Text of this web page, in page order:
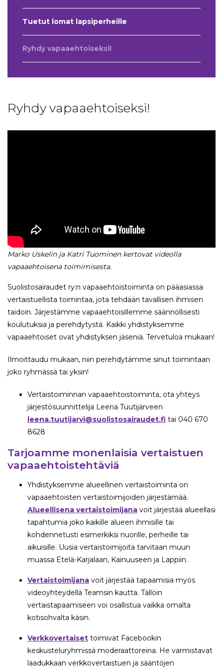
Tuetut lomat lapsiperheille
Ryhdy vapaaehtoiseksi!
Ryhdy vapaaehtoiseksi!
Marko Uskelin ja Katri Tuominen kertovat videolla
vapaaehtoisena toimimisesta.
Suolistosairaudet ry:n vapaaehtoistoiminta on pääasiassa
vertaistuellista toimintaa, jota tehdään tavallisen ihmisen
taidoin. Järjestämme vapaaehtoisillemme säännöllisesti
koulutuksia ja perehdytystä. Kaikki yhdistyksemme
vapaaehtoiset ovat yhdistyksen jäseniä. Tervetuloa mukaan!
Ilmoittaudu mukaan, niin perehdytämme sinut toimintaan
joko ryhmässä tai yksin!
Vertaistoiminnan vapaaehtoistoiminta, ota yhteys
järjestösuunnittelija Leena Tuutijärveen
leena.tuutijarvi@suolistosairaudet.fi tai 040 670
8628
Tarjoamme monenlaisia vertaistuen
vapaaehtoistehtäviä
Yhdistyksemme alueellinen vertaistoiminta on
vapaaehtoisten vertaistoimijoiden järjestämää.
Alueellisena vertaistoimijana voit järjestää alueellasi
tapahtumia joko kaikille alueen ihmisille tai
kohdennetusti esimerkiksi nuorille, perheille tai
aikuisille. Uusia vertaistoimijoita tarvitaan muun
muassa Etelä-Karjalaan, Kainuuseen ja Lappiin.
Vertaistoimijana voit järjestää tapaamisia myös
videoyhteydellä Teamsin kautta. Tällöin
vertaistapaamiseen voi osallistua vaikka omalta
kotisohvalta käsin.
Verkkovertaiset toimivat Facebookin
keskusteluryhmissä moderaattoreina. He varmistavat
laadukkaan verkkovertaistuen ja sääntöjen